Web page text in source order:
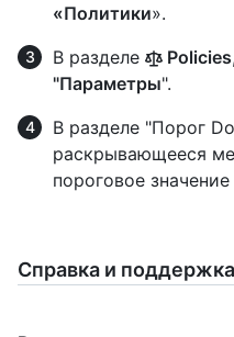
«Политики».
В разделе
Policies
"Параметры".
В разделе "Порог
раскрывающееся
пороговое
Справка и поддержка